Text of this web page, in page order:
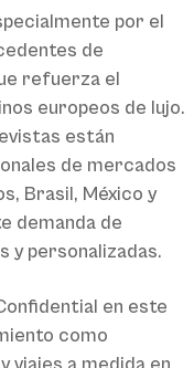
por el
de
refuerza el
europeos de lujo.
están
de mercados
Brasil, México y
demanda de
y personalizadas.
en este
como